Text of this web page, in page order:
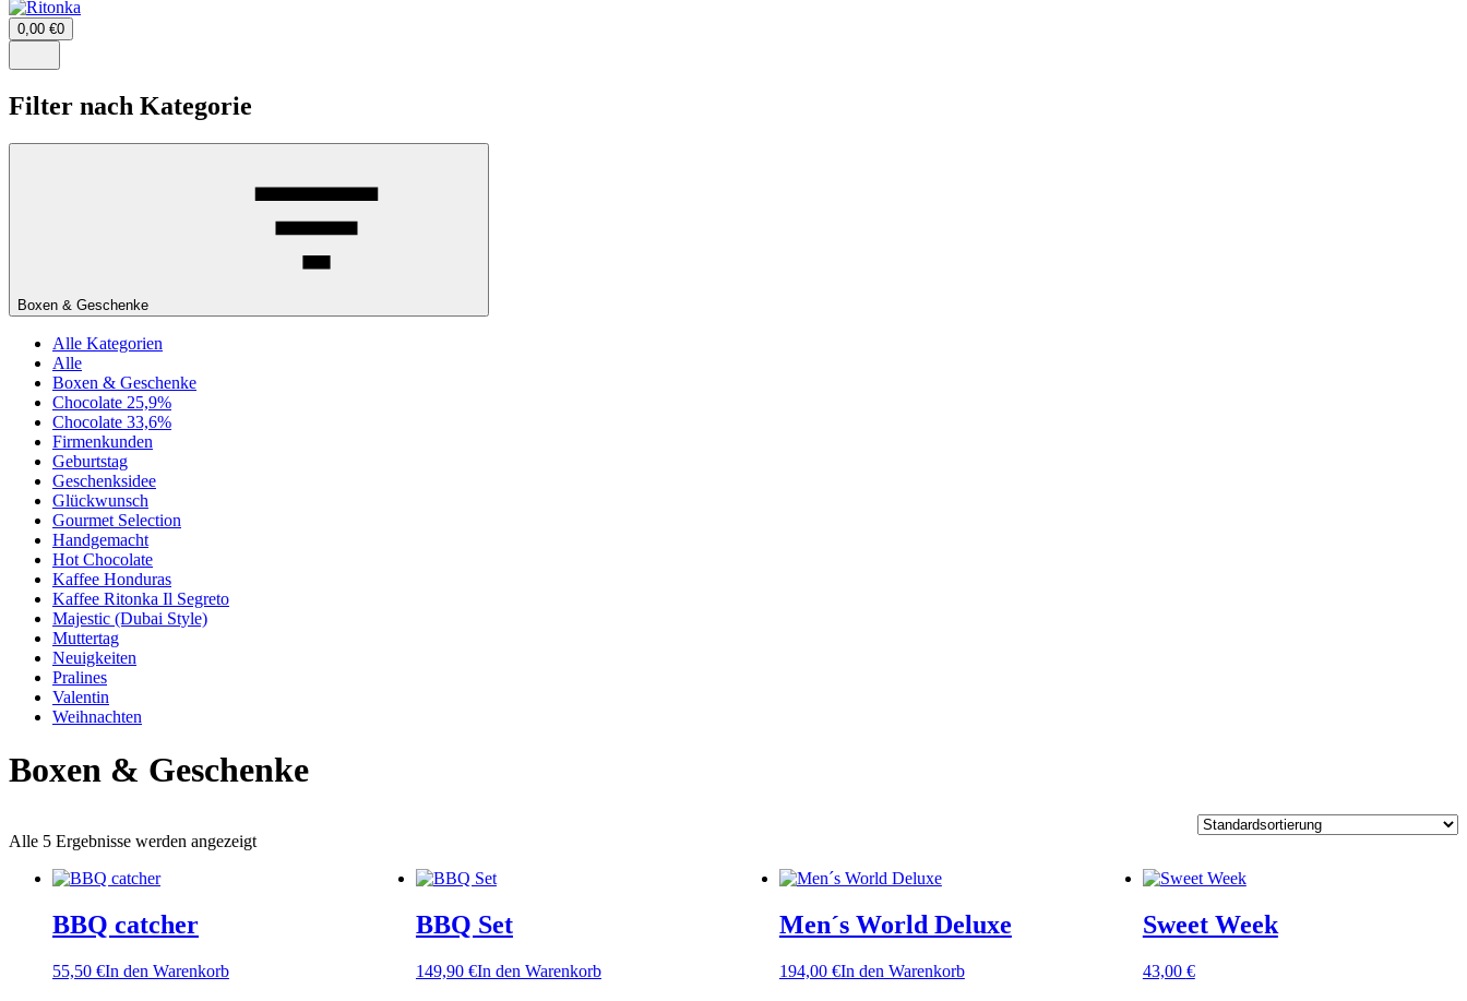
0,00 €0Warenkorb
öffnen
Zwischensumme
Menü
Filter nach Kategorie
Boxen & Geschenke
Alle Kategorien
Alle
Boxen & Geschenke
Chocolate 25,9%
Chocolate 33,6%
Firmenkunden
Geburtstag
Geschenksidee
Glückwunsch
Gourmet Selection
Handgemacht
Hot Chocolate
Kaffee Honduras
Kaffee Ritonka Il Segreto
Majestic (Dubai Style)
Muttertag
Neuigkeiten
Pralines
Valentin
Weihnachten
Boxen & Geschenke
Alle 5 Ergebnisse werden angezeigt
BBQ catcher
55,50 €In den Warenkorb
BBQ Set
149,90 €In den Warenkorb
Men´s World Deluxe
194,00 €In den Warenkorb
Sweet Week
43,00 €